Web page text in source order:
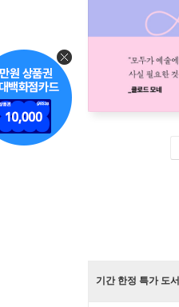
기간 한정 특가 도서